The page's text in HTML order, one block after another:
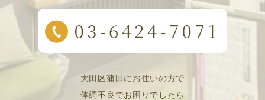
大田区蒲田にお住いの方で
体調不良でお困りでしたら